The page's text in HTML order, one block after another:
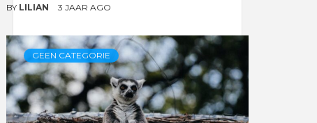
BY LILIAN 3 JAAR AGO
GEEN CATEGORIE